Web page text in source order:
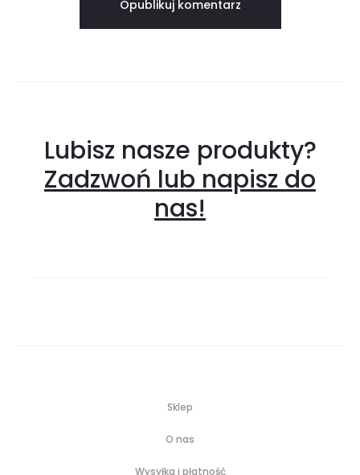
Lubisz nasze produkty?
Zadzwoń lub napisz do
nas!
Sklep
O nas
Wysyłka i płatność